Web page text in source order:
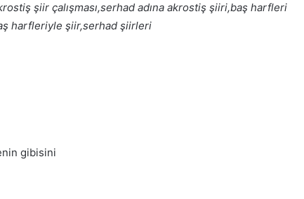
şiir çalışması,serhad adına akrostiş şiiri,baş harfleri
harfleriyle şiir,serhad şiirleri
gibisini